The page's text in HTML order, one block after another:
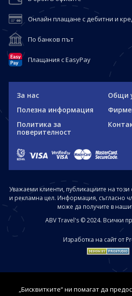
Онлайн плащане с дебитни и
По банков път
Плащания с EasyPay
За нас
Общи
Полезна информация
Политика за
поверителност
Уважаеми клиенти, публикациите на
и рекламна цел. Информация, съгласно
може да получите в
ABV Travel's © 2024. Всички
Изработка на сайт от
„Бисквитките“ ни помагат да